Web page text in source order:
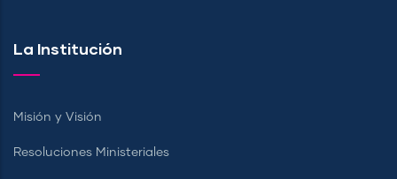
La Institución
Misión y Visión
Resoluciones Ministeriales